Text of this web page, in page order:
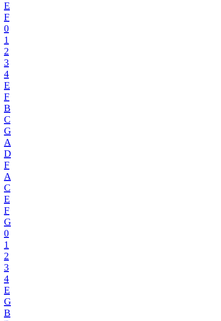
E
F
0
1
2
3
4
E
F
B
C
G
A
D
F
A
C
E
F
G
0
1
2
3
4
E
G
B